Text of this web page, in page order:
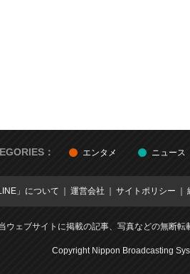
： エンタメ ニュース
」について 運営会社 サイトポリシー
ウェブサイトに掲載の記事、写真などの無断転
Copyright Nippon Broadcasting